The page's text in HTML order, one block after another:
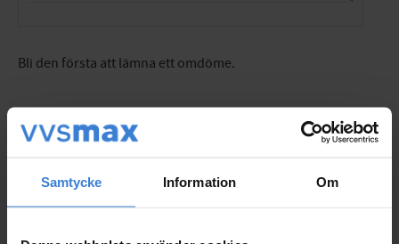
Samtycke Information Om
Bli den första att lämna ett omdöme.
Populära produkter